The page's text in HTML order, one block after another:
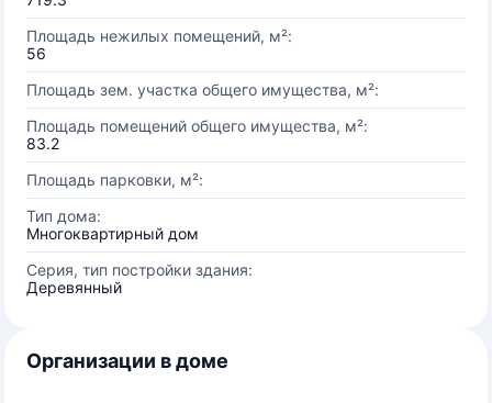
Площадь нежилых помещений, м²:
56
Площадь зем. участка общего имущества, м²:
Площадь помещений общего имущества, м²:
83.2
Площадь парковки, м²:
Тип дома:
Многоквартирный дом
Серия, тип постройки здания:
Деревянный
Организации в доме